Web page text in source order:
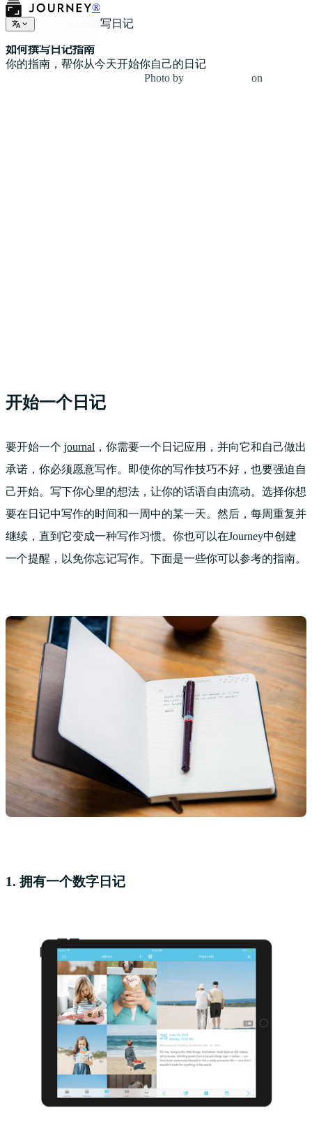
®
如何开始并撰写日记
如何撰写日记指南
你的指南，帮你从今天开始你自己的日记
Photo by
on
开始一个日记
要开始一个 journal ，你需要一个日记应用，并向它和自己做出
承诺，你必须愿意写作。即使你的写作技巧不好，也要强迫自
己开始。写下你心里的想法，让你的话语自由流动。选择你想
要在日记中写作的时间和一周中的某一天。然后，每周重复并
继续，直到它变成一种写作习惯。你也可以在Journey中创建
一个提醒，以免你忘记写作。下面是一些你可以参考的指南。
1. 拥有一个数字日记